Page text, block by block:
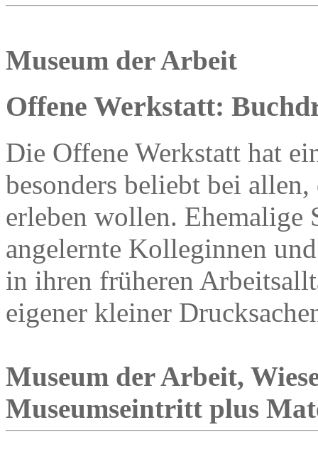
Museum der Arbeit
Offene Werkstatt:
Die Offene Werkstatt hat
besonders beliebt bei
erleben wollen. Ehemalige
angelernte Kolleginnen
in ihren früheren
eigener kleiner
Museum der Arbeit,
Museumseintritt plus